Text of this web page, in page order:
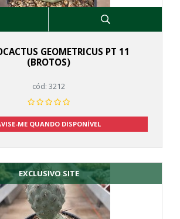
GEOMETRICUS PT 11
(BROTOS)
cód: 3212
ME QUANDO DISPONÍVEL
EXCLUSIVO SITE